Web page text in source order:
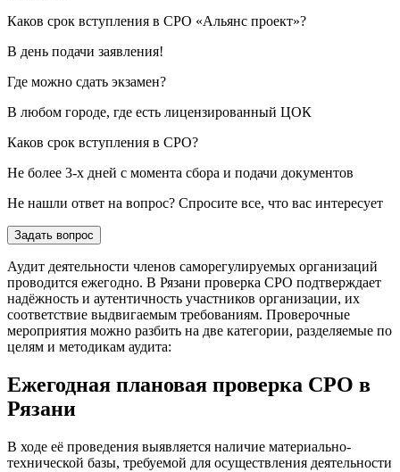
Каков срок вступления в СРО «Альянс проект»?
В день подачи заявления!
Где можно сдать экзамен?
В любом городе, где есть лицензированный ЦОК
Каков срок вступления в СРО?
Не более 3-х дней с момента сбора и подачи документов
Не нашли ответ на вопрос? Спросите все, что вас интересует
Задать вопрос
Аудит деятельности членов саморегулируемых организаций
проводится ежегодно. В Рязани проверка СРО подтверждает
надёжность и аутентичность участников организации, их
соответствие выдвигаемым требованиям. Проверочные
мероприятия можно разбить на две категории, разделяемые по
целям и методикам аудита:
Ежегодная плановая проверка СРО в
Рязани
В ходе её проведения выявляется наличие материально-
технической базы, требуемой для осуществления деятельности